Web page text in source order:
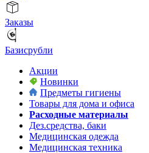
Заказы
Базисрубли
Акции
Новинки
Предметы гигиены
Товары для дома и офиса
Расходные материалы
Дез.средства, баки
Медицинская одежда
Медицинская техника